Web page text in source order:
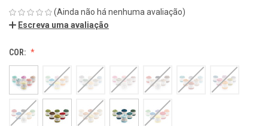
(Ainda não há nenhuma avaliação)
Escreva uma avaliação
COR: